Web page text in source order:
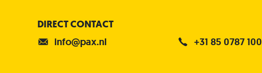
DIRECT CONTACT
info@pax.nl +31 85 0787 100